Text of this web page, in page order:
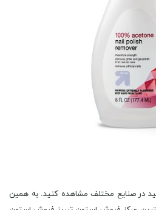
در صنایع مختلف مشاهده کنید. به همین